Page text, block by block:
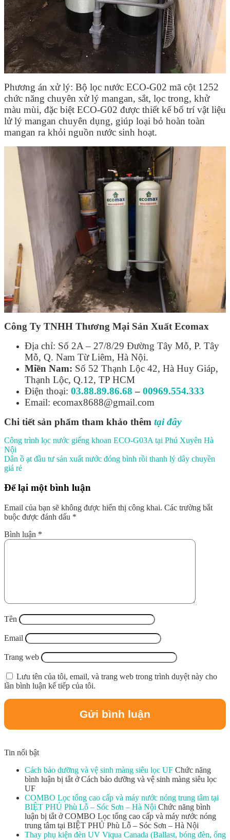
Phương án xử lý: Bộ lọc nước ECO-G02 mã cột 1252
chức năng chuyên xử lý mangan, sắt, lọc trong, khử
màu mùi, đặc biệt ECO-G02 được thiết kế bố trí vật liệu
lử lý mangan chuyên dụng, giúp loại bỏ hoàn toàn
mangan ra khỏi nguồn nước sinh hoạt.
Công Ty TNHH Thương Mại Sản Xuất Ecomax
Địa chỉ: Số 2A – 27/8/29 Đường Tây Mỗ, P. Tây
Mỗ, Q. Nam Từ Liêm, Hà Nội.
Miền Nam: Số 52 Thạnh Lộc 42, Hà Huy Giáp,
Thạnh Lộc, Q.12, TP HCM
Điện thoại: 03.88.89.86.68 – 00969.554.333
Email: ecomax8688@gmail.com
Chi tiết sản phẩm tham khảo thêm tại đây
Công trình lọc nước giếng khoan ECO-G03A tại Phú Xuyên Hà
Nội
Dân ồ ạt đầu tư sản xuất nước đóng bình rồi thanh lý dây chuyền
giá rẻ
Để lại một bình luận
Email của bạn sẽ không được hiển thị công khai. Các trường bắt
buộc được đánh dấu *
Bình luận *
Tên
Email
Trang web
Lưu tên của tôi, email, và trang web trong trình duyệt này cho
lần bình luận kế tiếp của tôi.
Tin nổi bật
Cách bảo dưỡng và vệ sinh màng siêu lọc UF Chức năng
bình luận bị tắt ở Cách bảo dưỡng và vệ sinh màng siêu lọc
UF
COMBO Lọc tổng cao cấp và máy nước nóng trung tâm tại
BIỆT PHỦ Phù Lỗ – Sóc Sơn – Hà Nội Chức năng bình
luận bị tắt ở COMBO Lọc tổng cao cấp và máy nước nóng
trung tâm tại BIỆT PHỦ Phù Lỗ – Sóc Sơn – Hà Nội
Thay phụ kiện đèn UV Viqua Canada (Ballast, bóng đèn, ống